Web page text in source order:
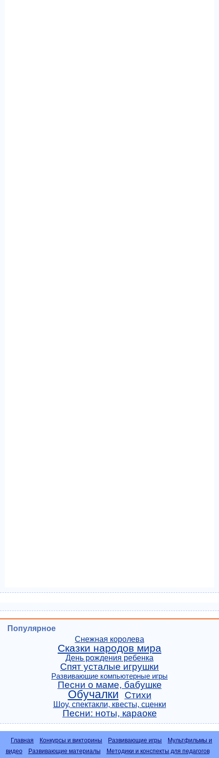
Популярное
Снежная королева
Сказки народов мира
День рождения ребенка
Спят усталые игрушки
Развивающие компьютерные игры
Песни о маме, бабушке
Обучалки Стихи
Шоу, спектакли, квесты, сценки
Песни: ноты, караоке
Главная Конкурсы и викторины Развивающие игры
Мультфильмы и
видео
Развивающие материалы
Методики и конспекты для педагогов